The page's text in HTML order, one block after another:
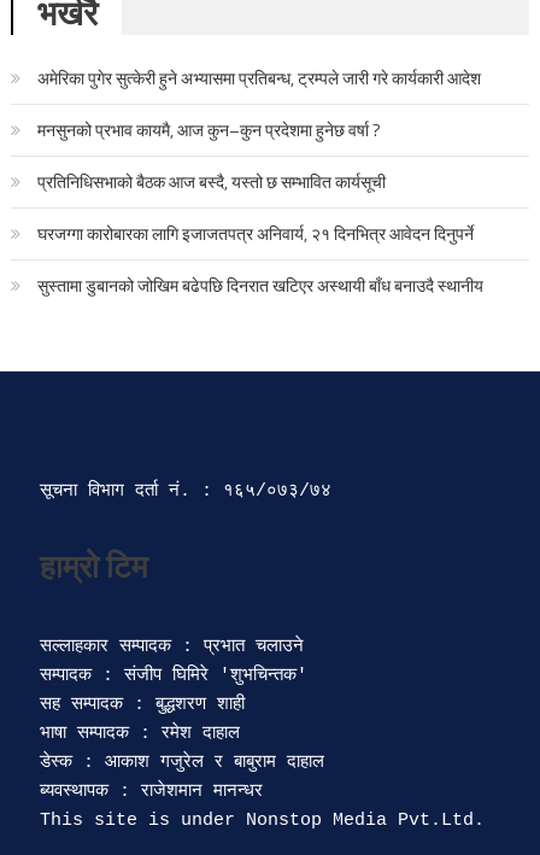
भर्खरै
अमेरिका पुगेर सुत्केरी हुने अभ्यासमा प्रतिबन्ध, ट्रम्पले जारी गरे कार्यकारी आदेश
मनसुनको प्रभाव कायमै, आज कुन–कुन प्रदेशमा हुनेछ वर्षा ?
प्रतिनिधिसभाको बैठक आज बस्दै, यस्तो छ सम्भावित कार्यसूची
घरजग्गा कारोबारका लागि इजाजतपत्र अनिवार्य, २१ दिनभित्र आवेदन दिनुपर्ने
सुस्तामा डुबानको जोखिम बढेपछि दिनरात खटिएर अस्थायी बाँध बनाउदै स्थानीय
सूचना विभाग दर्ता‍ नं. : १६५/०७३/७४
हाम्रो टिम
सल्लाहकार सम्पादक : प्रभात चलाउने
सम्पादक : संजीप घिमिरे 'शुभचिन्तक'
सह सम्पादक : बुद्धशरण शाही
भाषा सम्पादक : रमेश दाहाल
डेस्क : आकाश गजुरेल र बाबुराम दाहाल
ब्यवस्थापक : राजेशमान मानन्धर